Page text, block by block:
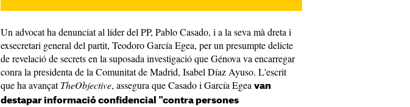
Un advocat ha denunciat al líder del PP, Pablo Casado, i a la seva mà dreta i
exsecretari general del partit, Teodoro García Egea, per un presumpte delicte
de revelació de secrets en la suposada investigació que Génova va encarregar
conra la presidenta de la Comunitat de Madrid, Isabel Díaz Ayuso. L'escrit
que ha avançatTheObjective, assegura que Casado i García Egea van
destapar informació confidencial "contra persones